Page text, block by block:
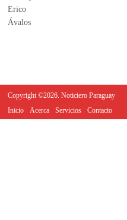
Copyright ©2026. Noticiero Paraguay
Inicio
Acerca Servicios Contacto